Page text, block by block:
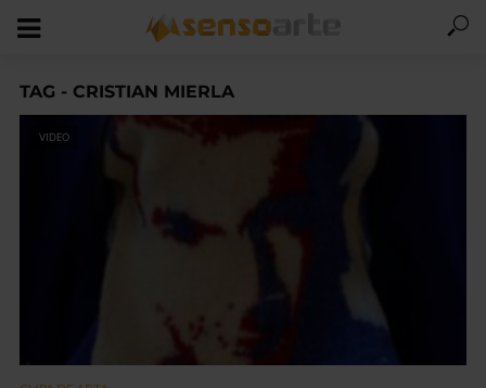
TAG - CRISTIAN MIERLA
VIDEO